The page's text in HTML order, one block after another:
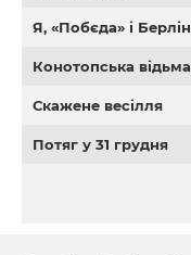
Я, «Побєда» і Берлін
Конотопська відьма
Скажене весілля
Потяг у 31 грудня